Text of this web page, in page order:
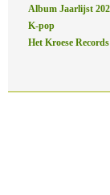
Album Jaarlijst
K-pop
Het Kroese